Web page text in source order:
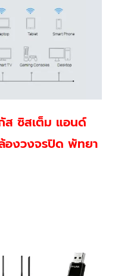
ส ซิสเต็ม แอนด์
องวงจรปิด พัทยา